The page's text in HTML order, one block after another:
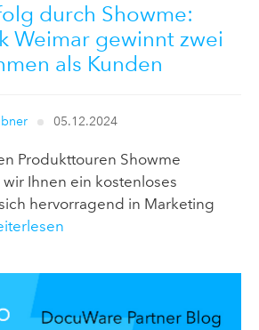
durch Showme:
Weimar gewinnt zwei
als Kunden
05.12.2024
Produkttouren Showme
Ihnen ein kostenloses
hervorragend in Marketing